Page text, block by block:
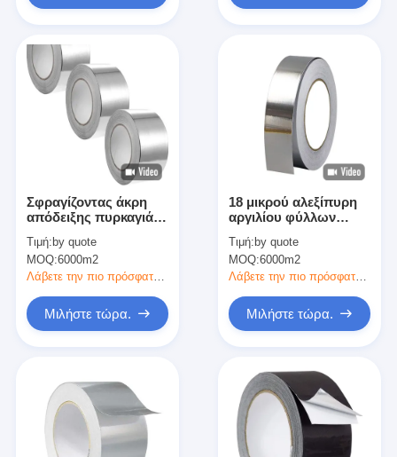
Προϊόντα
Περίπου εμείς
Σφραγίζοντας άκρη
απόδειξης πυρκαγιάς
φύλλων αλουμινίου
αργιλίου κρύου καιρού
Τιμή: by quote
MOQ:6000m2
Λάβετε την πιο πρόσφατη τιμή
Μιλήστε τώρα.
18 μικρού αλεξίπυρη
αργιλίου φύλλων
ρητίνης ταινιών
λαστιχένια
Τιμή: by quote
MOQ:6000m2
Λάβετε την πιο πρόσφατη τιμή
Μιλήστε τώρα.